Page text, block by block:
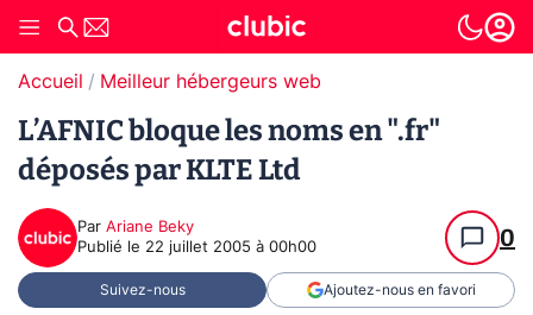
Accueil Meilleur hébergeurs web
L’AFNIC bloque les noms en ".fr"
déposés par KLTE Ltd
Par Ariane Beky
Publié le 22 juillet 2005 à 00h00 0
Suivez-nous Ajoutez-nous en favori